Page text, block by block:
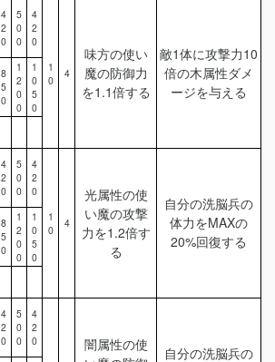
4
2
0
5
0
0
4
2
0
1
0
4
味方の使い
魔の防御力
を1.1倍する
敵1体に攻撃力10
倍の木属性ダメ
ージを与える
8
5
0
1
2
0
0
1
0
5
0
4
2
0
5
0
0
4
2
0
1
0
4
光属性の使
い魔の攻撃
力を1.2倍す
る
自分の洗脳兵の
体力をMAXの
20%回復する
8
5
0
1
2
0
0
1
0
5
0
4
2
0
5
0
0
4
2
0
闇属性の使
自分の洗脳兵の